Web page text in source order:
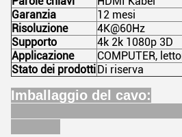
Garanzia
12 mesi
Risoluzione
4K@60Hz
Supporto
4k 2k 1080p 3D
Applicazione
COMPUTER,
Stato dei prodottiDi riserva
Imballaggio del cavo: